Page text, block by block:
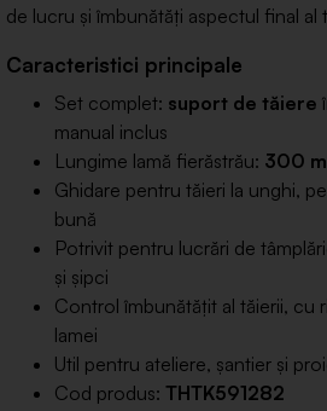
de lucru și îmbunătăți aspectul final al
Caracteristici principale
Set complet: suport de tăiere
manual inclus
Lungime lamă fierăstrău: 300
Ghidare pentru tăieri la unghi,
bună
Potrivit pentru lucrări de
și șipci
Control îmbunătățit al tăierii, cu
lamei
Util pentru ateliere, șantier și
Cod produs: THTK591282